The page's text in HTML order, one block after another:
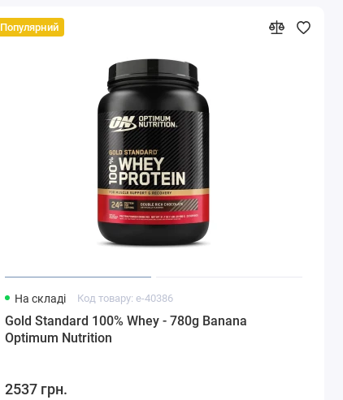
Популярний
На складі Код товару: e-40386
Gold Standard 100% Whey - 780g Banana
Optimum Nutrition
2537 грн.